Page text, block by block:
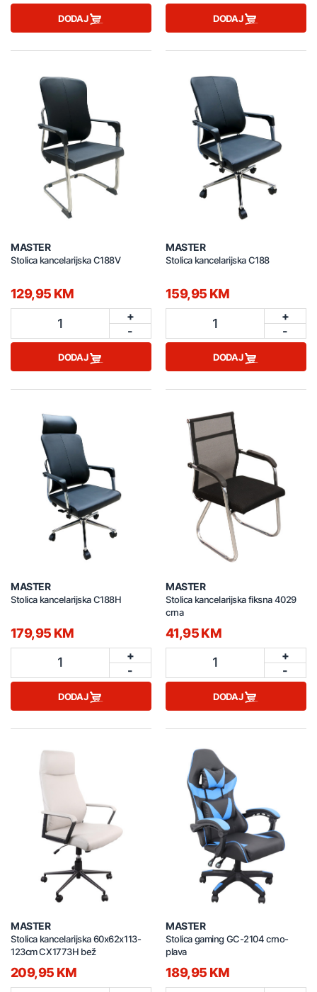
DODAJ DODAJ
MASTER
Stolica kancelarijska C188V
129,95 KM
1
+
-
DODAJ
MASTER
Stolica kancelarijska C188
159,95 KM
1
+
-
DODAJ
MASTER
Stolica kancelarijska C188H
179,95 KM
1
+
-
DODAJ
MASTER
Stolica kancelarijska fiksna 4029
crna
41,95 KM
1
+
-
DODAJ
MASTER
Stolica kancelarijska 60x62x113-
123cm CX1773H bež
209,95 KM
MASTER
Stolica gaming GC-2104 crno-
plava
189,95 KM